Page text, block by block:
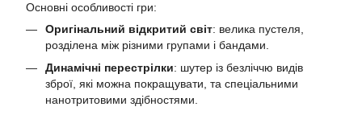
Основні особливості гри:
Оригінальний відкритий світ: велика пустеля,
розділена між різними групами і бандами.
Динамічні перестрілки: шутер із безліччю видів
зброї, які можна покращувати, та спеціальними
нанотритовими здібностями.